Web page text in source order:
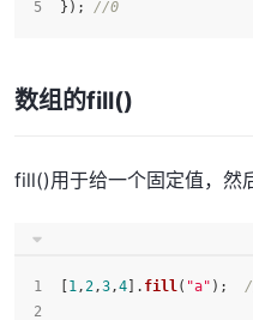
}); //0
数组的fill()
fill()用于给一个固定值，然
1,2,3,4 ]. fill( "a" );